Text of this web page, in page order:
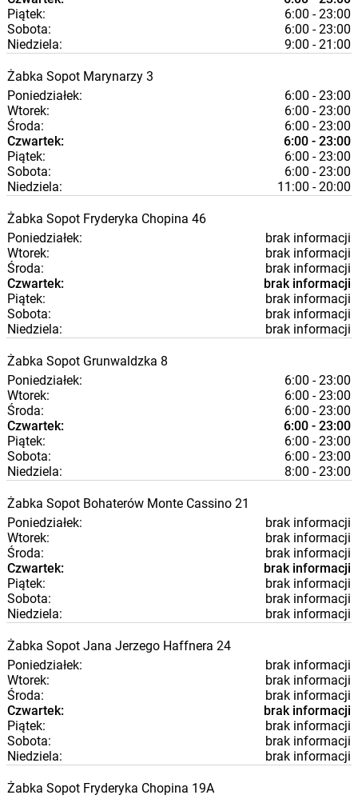
Piątek:
6:00 - 23:00
Sobota:
6:00 - 23:00
Niedziela:
9:00 - 21:00
Żabka Sopot Marynarzy 3
Poniedziałek:
6:00 - 23:00
Wtorek:
6:00 - 23:00
Środa:
6:00 - 23:00
Czwartek:
6:00 - 23:00
Piątek:
6:00 - 23:00
Sobota:
6:00 - 23:00
Niedziela:
11:00 - 20:00
Żabka Sopot Fryderyka Chopina 46
Poniedziałek:
brak informacji
Wtorek:
brak informacji
Środa:
brak informacji
Czwartek:
brak informacji
Piątek:
brak informacji
Sobota:
brak informacji
Niedziela:
brak informacji
Żabka Sopot Grunwaldzka 8
Poniedziałek:
6:00 - 23:00
Wtorek:
6:00 - 23:00
Środa:
6:00 - 23:00
Czwartek:
6:00 - 23:00
Piątek:
6:00 - 23:00
Sobota:
6:00 - 23:00
Niedziela:
8:00 - 23:00
Żabka Sopot Bohaterów Monte Cassino 21
Poniedziałek:
brak informacji
Wtorek:
brak informacji
Środa:
brak informacji
Czwartek:
brak informacji
Piątek:
brak informacji
Sobota:
brak informacji
Niedziela:
brak informacji
Żabka Sopot Jana Jerzego Haffnera 24
Poniedziałek:
brak informacji
Wtorek:
brak informacji
Środa:
brak informacji
Czwartek:
brak informacji
Piątek:
brak informacji
Sobota:
brak informacji
Niedziela:
brak informacji
Żabka Sopot Fryderyka Chopina 19A